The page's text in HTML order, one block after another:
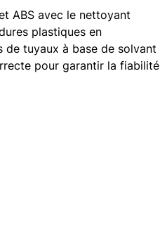
ABS avec le nettoyant
plastiques en
de tuyaux à base de solvant
pour garantir la fiabilité